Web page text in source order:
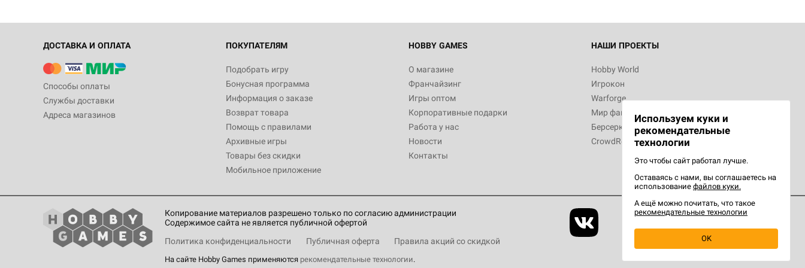
ДОСТАВКА И ОПЛАТА
Способы оплаты
Службы доставки
Адреса магазинов
ПОКУПАТЕЛЯМ
Подобрать игру
Бонусная программа
Информация о заказе
Возврат товара
Помощь с правилами
Архивные игры
Товары без скидки
Мобильное приложение
HOBBY GAMES
О магазине
Франчайзинг
Игры оптом
Корпоративные подарки
Работа у нас
Новости
Контакты
НАШИ ПРОЕКТЫ
Hobby World
Игрокон
Warforge
Мир фантастики
Берсерк
CrowdRepublic
Копирование материалов разрешено только по согласию администрации
Содержимое сайта не является публичной офертой
Политика конфиденциальности
Публичная оферта Правила акций со скидкой
На сайте Hobby Games применяются рекомендательные технологии.
Используем куки и
рекомендательные
технологии
Это чтобы сайт работал лучше.
Оставаясь с нами, вы соглашаетесь на
использование файлов куки.
А ещё можно почитать, что такое
рекомендательные технологии
OK